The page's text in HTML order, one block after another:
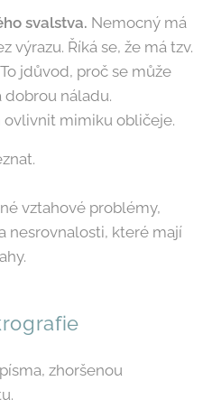
svalstva. Nemocný má
výrazu. Říká se, že má tzv.
jdůvod, proč se může
dobrou náladu.
ovlivnit mimiku obličeje.
vztahové problémy,
nesrovnalosti, které mají
zhoršenou